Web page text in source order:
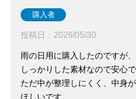
購入者
投稿日 2026/05/30
雨の日用に購入したのですが
しっかりした素材なので安心で
ただ中が整理しにくく、中身
ほしいです。